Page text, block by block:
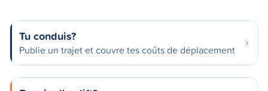
Tu conduis?
Publie un trajet et couvre tes coûts de déplacement